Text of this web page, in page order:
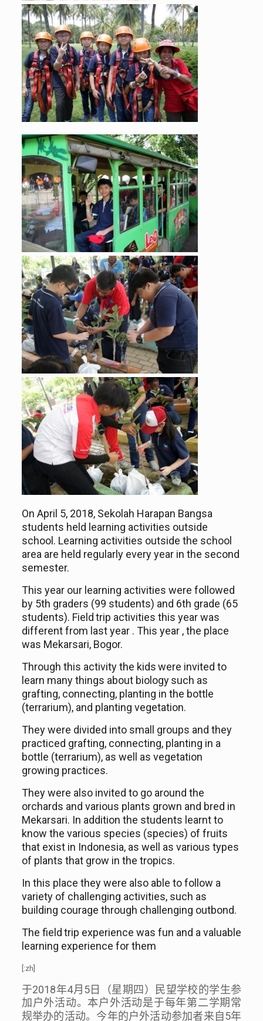
On April 5, 2018, Sekolah Harapan Bangsa
students held learning activities outside
school. Learning activities outside the school
area are held regularly every year in the second
semester.
This year ourlearning activities were followed
by 5th graders (99 students) and 6th grade (65
students). Field trip activities this yearwas
differentfrom last year . This year , the place
was Mekarsari, Bogor.
Through this activity the kidswere invited to
learn many things about biologysuch as
grafting, connecting, planting in the bottle
(terrarium), and planting vegetation.
They were divided into small groups and they
practiced grafting, connecting, planting in a
bottle (terrarium), as well as vegetation
growing practices.
Theywere also invited to go around the
orchards and various plants grown and bred in
Mekarsari. In addition the students learntto
know the various species (species) of fruits
that exist in Indonesia, as well as various types
of plants that grow in the tropics.
In this place theywere also able to follow a
variety of challenging activities, such as
building courage through challenging outbond.
The field trip experience was fun and a valuable
learning experience for them
[:zh]
于2018年4月 5 日（星期四）民望学校的学生参
加户外活动。本户外活动是于每年第二学期常
规举办的活动。今年的户外活动参加者来自 5年